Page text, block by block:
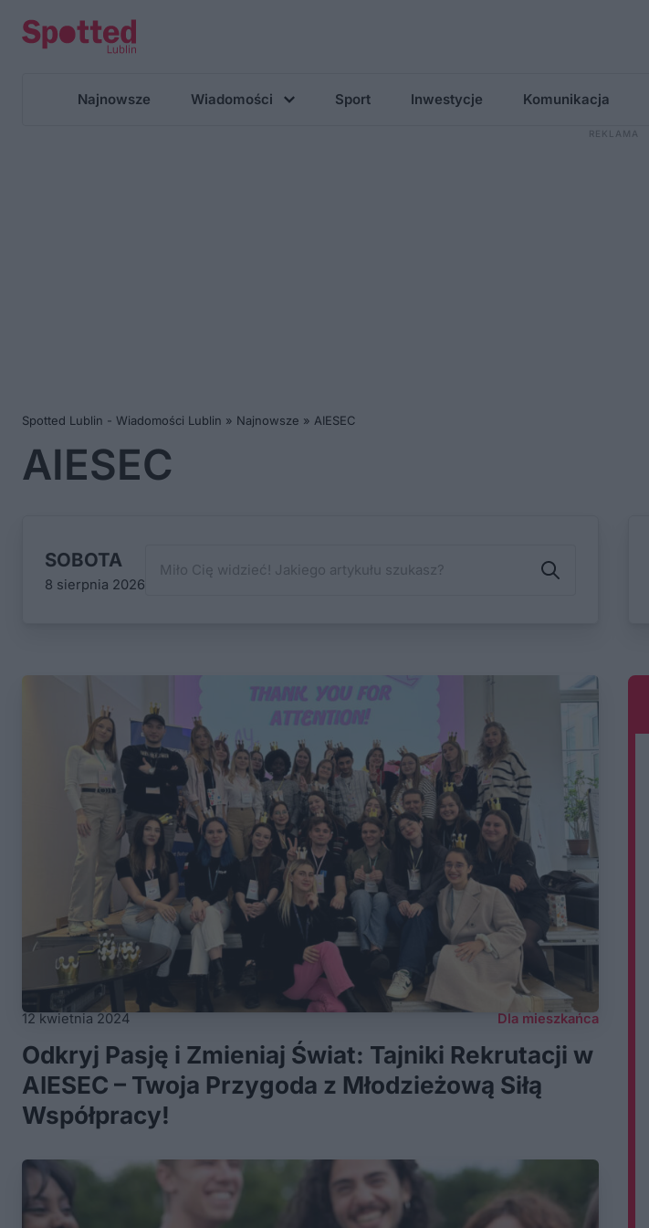
Najnowsze Wiadomości Sport Inwestycje Komunikacja
Spotted Lublin - Wiadomości Lublin » Najnowsze » AIESEC
AIESEC
SOBOTA
8 sierpnia 2026
12 kwietnia 2024 Dla mieszkańca
Odkryj Pasję i Zmieniaj Świat: Tajniki Rekrutacji w
AIESEC – Twoja Przygoda z Młodzieżową Siłą
Współpracy!